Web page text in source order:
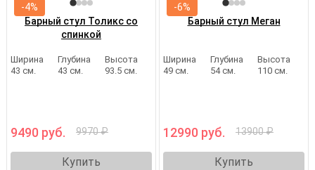
Барный стул Толикс со
спинкой
Ширина
43 см.
Глубина
43 см.
Высота
93.5 см.
9490 руб. 9970 ₽
Купить
-4%
Барный стул Меган
Ширина
49 см.
Глубина
54 см.
Высота
110 см.
12990 руб. 13900 ₽
Купить
-6%